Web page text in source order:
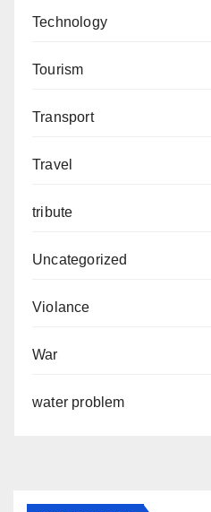
Technology
Tourism
Transport
Travel
tribute
Uncategorized
Violance
War
water problem